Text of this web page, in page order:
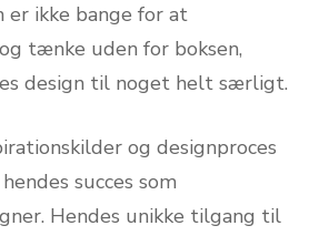
er ikke bange for at
tænke uden for boksen,
design til noget helt særligt.
og designproces
succes som
Hendes unikke tilgang til